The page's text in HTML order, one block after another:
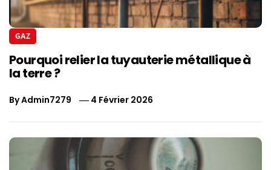
GAZ
Pourquoi relier la tuyauterie métallique à
la terre ?
ByAdmin7279 4 Février 2026